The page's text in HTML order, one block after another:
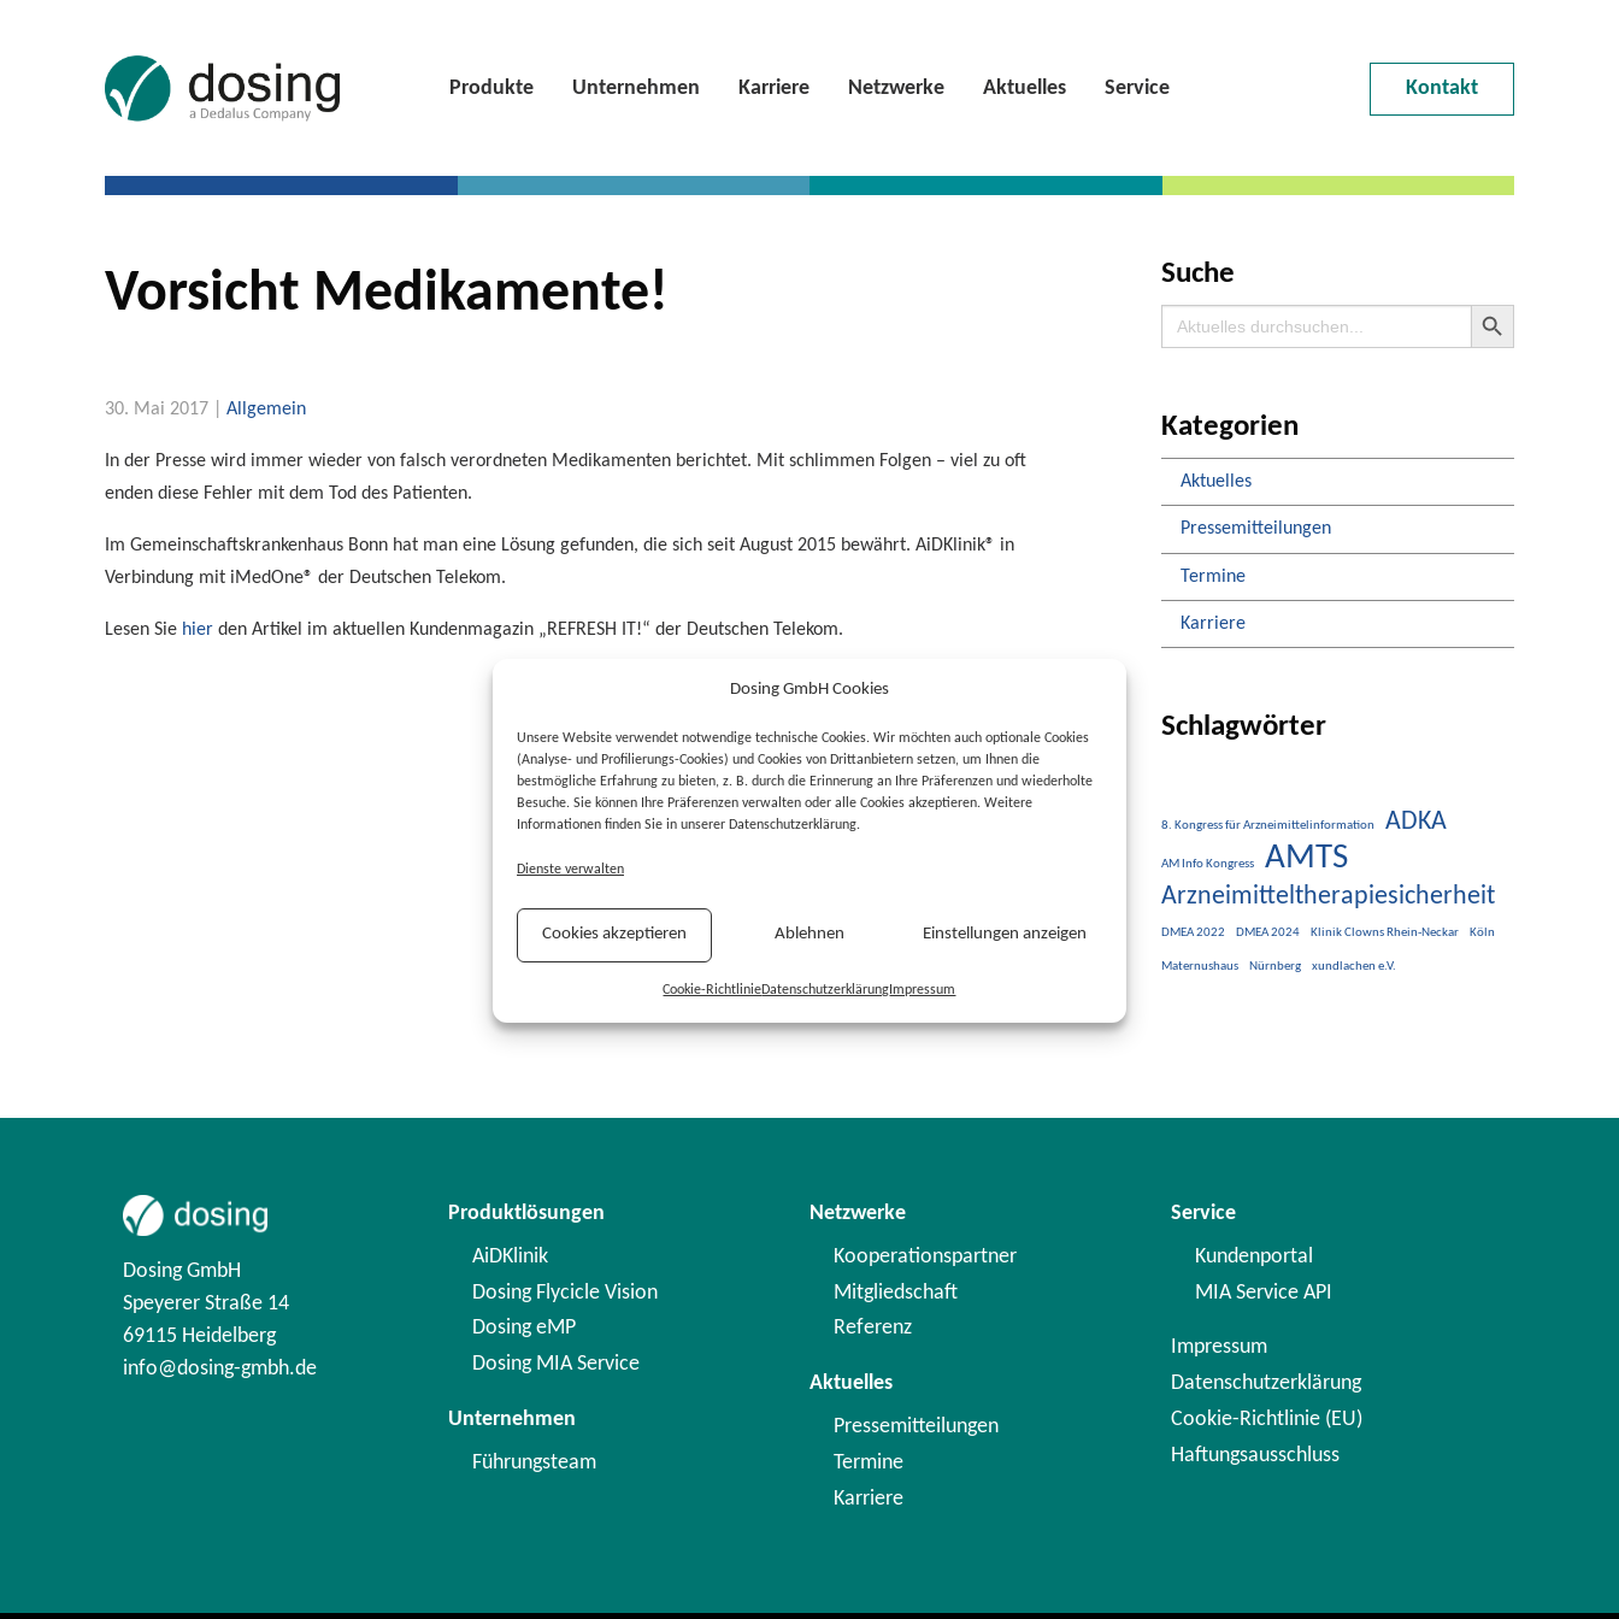
Dosing GmbH Cookies
Unsere Website verwendet notwendige technische Cookies. Wir möchten auch optionale Cookies
(Analyse- und Profilierungs-Cookies) und Cookies von Drittanbietern setzen, um Ihnen die
bestmögliche Erfahrung zu bieten, z. B. durch die Erinnerung an Ihre Präferenzen und wiederholte
Besuche. Sie können Ihre Präferenzen verwalten oder alle Cookies akzeptieren. Weitere
Informationen finden Sie in unserer Datenschutzerklärung.
Dienste verwalten
Cookies akzeptieren Ablehnen Einstellungen anzeigen
Cookie-RichtlinieDatenschutzerklärung Impressum
Produkte Unternehmen Karriere Netzwerke Aktuelles Service Kontakt
Vorsicht Medikamente!
30. Mai 2017 | Allgemein
In der Presse wird immer wieder von falsch verordneten Medikamenten berichtet. Mit schlimmen Folgen – viel zu oft
enden diese Fehler mit dem Tod des Patienten.
Im Gemeinschaftskrankenhaus Bonn hat man eine Lösung gefunden, die sich seit August 2015 bewährt. AiDKlinik® in
Verbindung mit iMedOne® der Deutschen Telekom.
Lesen Sie hier den Artikel im aktuellen Kundenmagazin „REFRESH IT!“ der Deutschen Telekom.
Suche
Search
for:
Search Button
Kategorien
Aktuelles
Pressemitteilungen
Termine
Karriere
Schlagwörter
8. Kongress für Arzneimittelinformation ADKA
AM Info Kongress AMTS
Arzneimitteltherapiesicherheit
DMEA 2022 DMEA 2024 Klinik Clowns Rhein-Neckar Köln
Maternushaus Nürnberg xundlachen e.V.
Dosing GmbH
Speyerer Straße 14
69115 Heidelberg
info@dosing-gmbh.de
Produktlösungen
AiDKlinik
Dosing Flycicle Vision
Dosing eMP
Dosing MIA Service
Unternehmen
Führungsteam
Netzwerke
Kooperationspartner
Mitgliedschaft
Referenz
Aktuelles
Pressemitteilungen
Termine
Karriere
Service
Kundenportal
MIA Service API
Impressum
Datenschutzerklärung
Cookie-Richtlinie (EU)
Haftungsausschluss